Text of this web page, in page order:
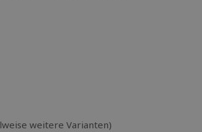
weitere Varianten)